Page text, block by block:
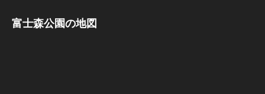
富士森公園の地図